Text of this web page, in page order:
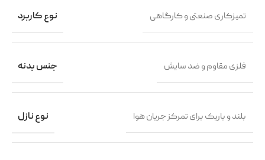
نوع کاربرد تمیزکاری صنعتی و کارگاهی
جنس بدنه فلزی مقاوم و ضد سایش
نوع نازل بلند و باریک برای تمرکز جریان هوا